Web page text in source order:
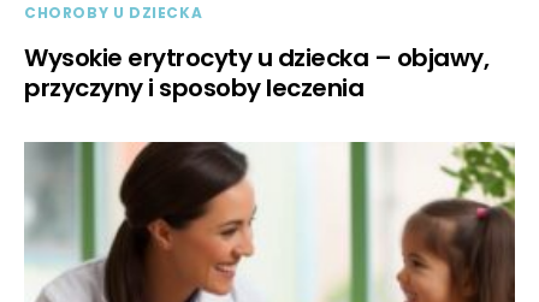
CHOROBY U DZIECKA
Wysokie erytrocyty u dziecka – objawy,
przyczyny i sposoby leczenia